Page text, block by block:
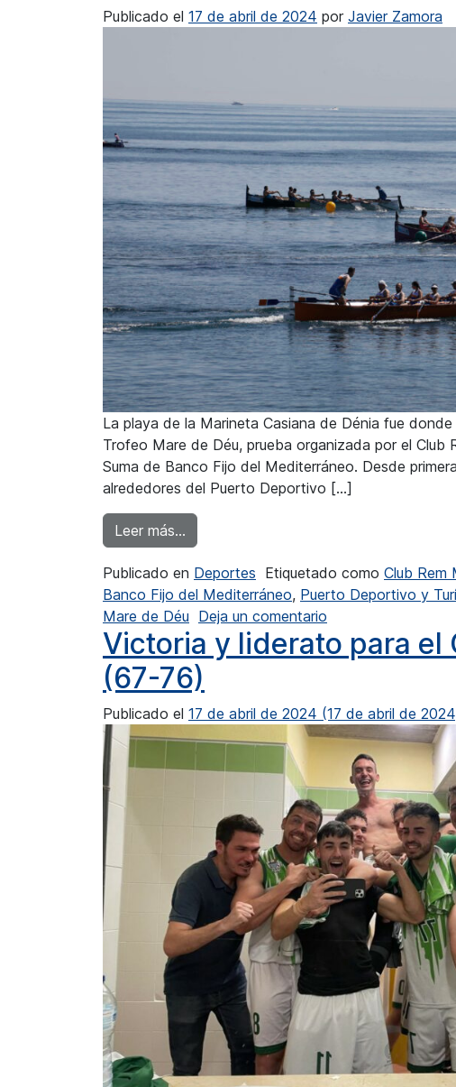
Publicado el 17 de abril de 2024 por Javier Zamora
La playa de la Marineta Casiana de Dénia fue
Trofeo Mare de Déu, prueba organizada por el Club
Suma de Banco Fijo del Mediterráneo. Desde
alrededores del Puerto Deportivo […]
Leer más…
Publicado en Deportes Etiquetado como Club Rem
Banco Fijo del Mediterráneo, Puerto Deportivo y
Mare de Déu Deja un comentario
Victoria y liderato para el
(67-76)
Publicado el 17 de abril de 2024 (17 de abril de